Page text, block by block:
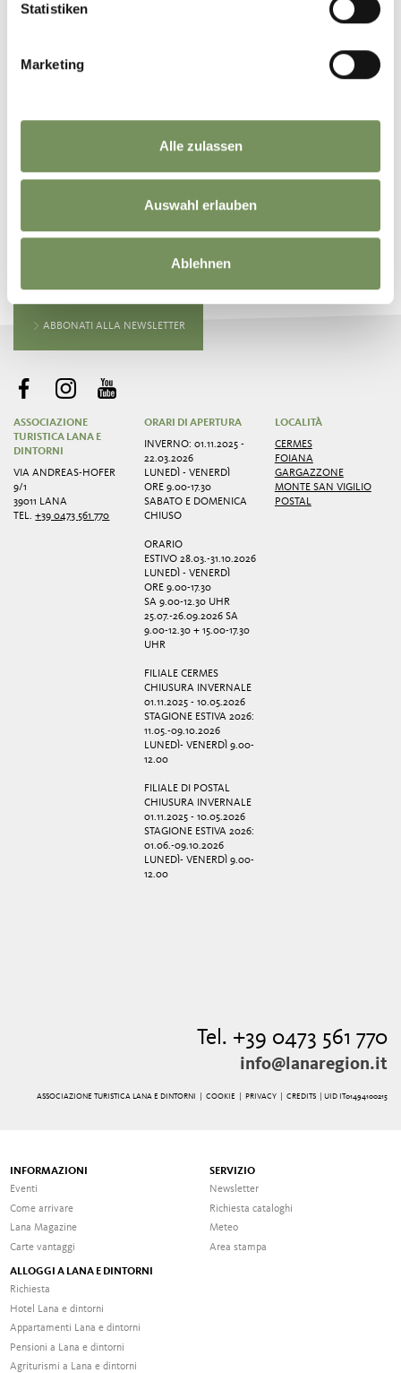
Statistiken
Marketing
Alle zulassen
Auswahl erlauben
Ablehnen
RESTA IN CONTATTO CON NOI
Notizie e informazioni direttamente nella tua
ABBONATI ALLA NEWSLETTER
ASSOCIAZIONE
TURISTICA LANA E
DINTORNI
VIA ANDREAS-HOFER
9/1
39011 LANA
TEL.+39 0473 561 770
ORARI DI APERTURA
INVERNO: 01.11.2025 -
22.03.2026
LUNEDÌ - VENERDÌ
ORE 9.00-17.30
SABATO E DOMENICA
CHIUSO
ORARIO
ESTIVO 28.03.-31.10.2026
LUNEDÌ - VENERDÌ
ORE 9.00-17.30
SA 9.00-12.30 UHR
25.07.-26.09.2026 SA
9.00-12.30 + 15.00-17.30
UHR
FILIALE CERMES
CHIUSURA INVERNALE
01.11.2025 - 10.05.2026
STAGIONE ESTIVA 2026:
11.05.-09.10.2026
LUNEDÌ- VENERDÌ 9.00-
12.00
FILIALE DI POSTAL
CHIUSURA INVERNALE
01.11.2025 - 10.05.2026
STAGIONE ESTIVA 2026:
01.06.-09.10.2026
LUNEDÌ- VENERDÌ 9.00-
12.00
LOCALITÀ
CERMES
FOIANA
GARGAZZONE
MONTE SAN VIGILIO
POSTAL
Tel. +39 0473 561 770
info@lanaregion.it
ASSOCIAZIONE TURISTICA LANA E DINTORNI | COOKIE PRIVACY| CREDITS | UID IT01494100215
INFORMAZIONI
Eventi
Come arrivare
Lana Magazine
Carte vantaggi
SERVIZIO
Newsletter
Richiesta cataloghi
Meteo
Area stampa
ALLOGGI A LANA E DINTORNI
Richiesta
Hotel Lana e dintorni
Appartamenti Lana e dintorni
Pensioni a Lana e dintorni
Agriturismi a Lana e dintorni